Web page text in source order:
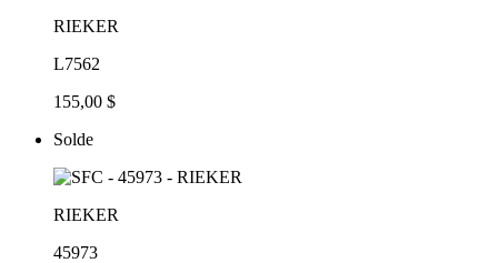
RIEKER
L7562
155,00 $
Solde
RIEKER
45973